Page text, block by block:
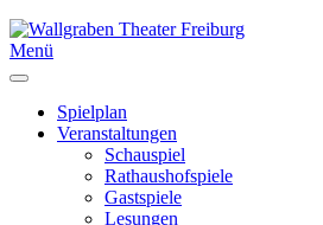
Menü
Spielplan
Veranstaltungen
Schauspiel
Rathaushofspiele
Gastspiele
Lesungen